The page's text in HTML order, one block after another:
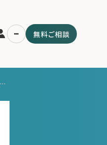
無料ご相談
米株急反発も楽観は禁物？ 原油高止まりと中東情勢の行方が握る4月相場の展望